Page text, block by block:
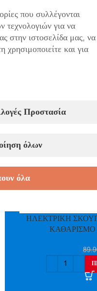
-28%
ΗΛΕΚΤΡΙΚΗ
ΚΑΘΑΡΙΣΜΟ
που συλλέγονται
για να
στην ιστοσελίδα μας, να
και για
Προστασία
όλων
όλα